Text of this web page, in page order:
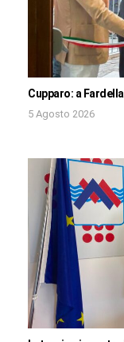
Cupparo: a
5 Agosto 2026